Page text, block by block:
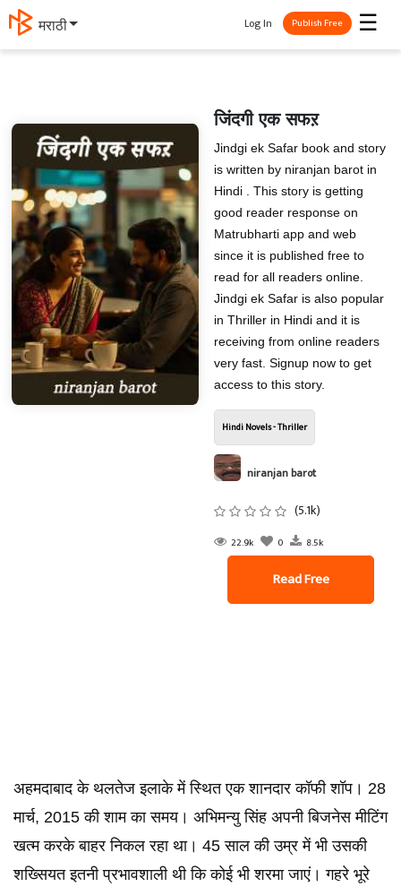
मराठी ☰
Log In Publish Free
जिंदगी एक सफऱ
Jindgi ek Safar book and story
is written by niranjan barot in
Hindi . This story is getting
good reader response on
Matrubharti app and web
since it is published free to
read for all readers online.
Jindgi ek Safar is also popular
in Thriller in Hindi and it is
receiving from online readers
very fast. Signup now to get
access to this story.
Hindi Novels - Thriller
niranjan barot
(5.1k)
22.9k 0 8.5k
Read Free
अहमदाबाद के थलतेज इलाके में स्थित एक शानदार कॉफी शॉप। 28
मार्च, 2015 की शाम का समय। अभिमन्यु सिंह अपनी बिजनेस मीटिंग
खत्म करके बाहर निकल रहा था। 45 साल की उम्र में भी उसकी
शख्सियत इतनी प्रभावशाली थी कि कोई भी शरमा जाएं। गहरे भूरे